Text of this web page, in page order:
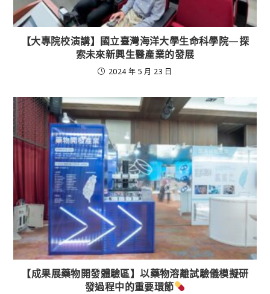
【大專院校演講】國立臺灣海洋大學生命科學院—探
索未來新興生醫產業的發展
2024 年 5 月 23 日
【成果展藥物開發體驗區】以藥物溶離試驗儀模擬研
發過程中的重要環節